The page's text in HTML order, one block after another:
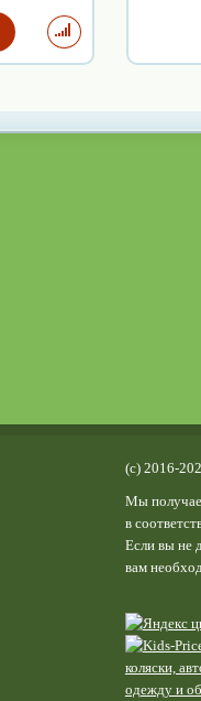
(c) 2016-
Мы
в
Если вы не
вам